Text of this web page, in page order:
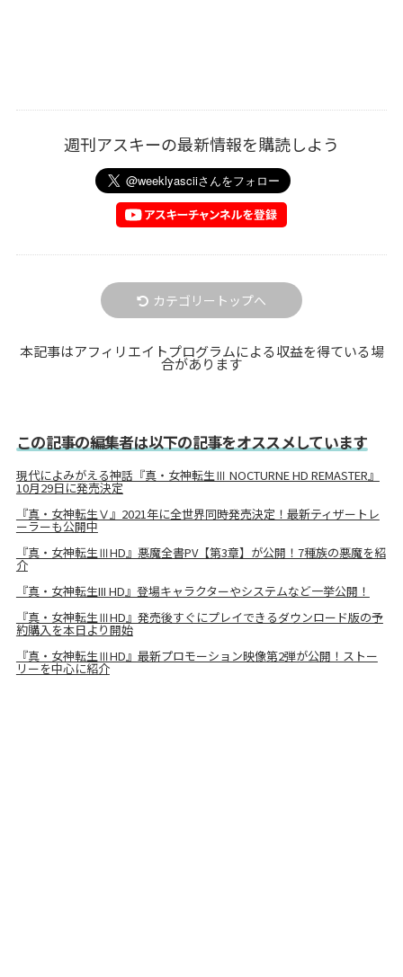
週刊アスキーの最新情報を購読しよう
カテゴリートップへ
本記事はアフィリエイトプログラムによる収益を得ている場
合があります
この記事の編集者は以下の記事をオススメしています
現代によみがえる神話『真・女神転生Ⅲ NOCTURNE HD REMASTER』
10月29日に発売決定
『真・女神転生Ⅴ』2021年に全世界同時発売決定！最新ティザートレ
ーラーも公開中
『真・女神転生ⅢHD』悪魔全書PV【第3章】が公開！7種族の悪魔を紹
介
『真・女神転生III HD』登場キャラクターやシステムなど一挙公開！
『真・女神転生ⅢHD』発売後すぐにプレイできるダウンロード版の予
約購入を本日より開始
『真・女神転生ⅢHD』最新プロモーション映像第2弾が公開！ストー
リーを中心に紹介